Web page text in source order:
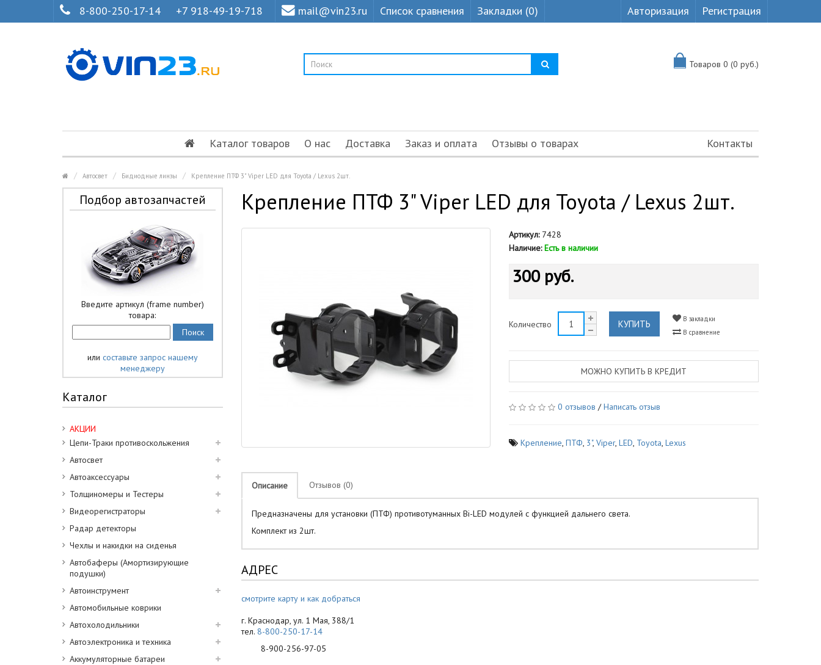
8-800-250-17-14 +7 918-49-19-718 mail@vin23.ru Список сравнения Закладки (0) Авторизация Регистрация
Товаров 0 (0 руб.)
Каталог товаров О нас Доставка Заказ и оплата Отзывы о товарах Контакты
Автосвет Бидиодные линзы Крепление ПТФ 3" Viper LED для Toyota / Lexus 2шт.
Подбор автозапчастей
Введите артикул (frame number)
товара:
или составьте запрос нашему
менеджеру
Каталог
АКЦИИ
Цепи-Траки противоскольжения
Автосвет
Автоаксессуары
Толщиномеры и Тестеры
Видеорегистраторы
Радар детекторы
Чехлы и накидки на сиденья
Автобаферы (Амортизирующие
подушки)
Автоинструмент
Автомобильные коврики
Автохолодильники
Автоэлектроника и техника
Аккумуляторные батареи
Крепление ПТФ 3" Viper LED для Toyota / Lexus 2шт.
Артикул:7428
Наличие: Есть в наличии
300 руб.
Количество КУПИТЬ
В закладки
В сравнение
МОЖНО КУПИТЬ В КРЕДИТ
0 отзывов /Написать отзыв
Крепление,ПТФ, 3",Viper,LED, Toyota,Lexus
Описание Отзывов (0)
Предназначены для установки (ПТФ) противотуманных Bi-LED модулей с функцией дальнего света.
Комплект из 2шт.
АДРЕС
смотрите карту и как добраться
г. Краснодар, ул. 1 Мая, 388/1
тел. 8-800-250-17-14
8-900-256-97-05